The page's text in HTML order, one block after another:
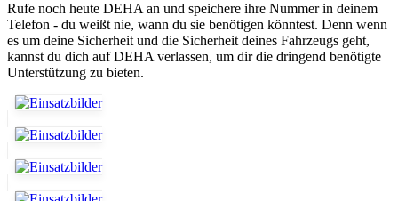
Rufe noch heute DEHA an und speichere ihre Nummer in deinem
Telefon - du weißt nie, wann du sie benötigen könntest. Denn wenn
es um deine Sicherheit und die Sicherheit deines Fahrzeugs geht,
kannst du dich auf DEHA verlassen, um dir die dringend benötigte
Unterstützung zu bieten.